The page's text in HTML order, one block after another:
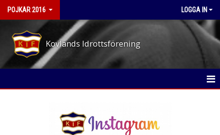
POJKAR 2016 LOGGA IN
Kovlands Idrottsförening